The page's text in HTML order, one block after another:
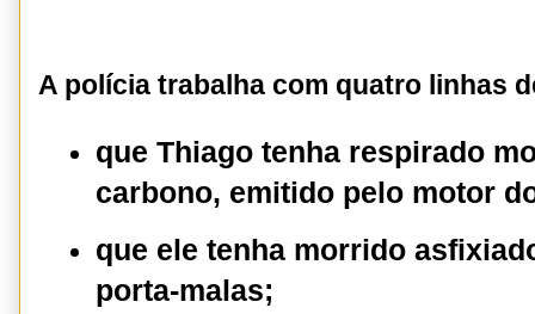
A polícia trabalha com quatro linhas
que Thiago tenha respirado
carbono, emitido pelo motor
que ele tenha morrido
porta-malas;